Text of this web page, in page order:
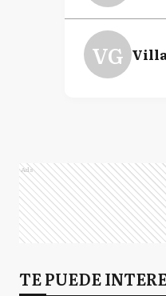
VG
Ads
TE PUEDE